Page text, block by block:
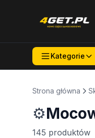
Kategorie
Strona główna
⚙️
145 produktów